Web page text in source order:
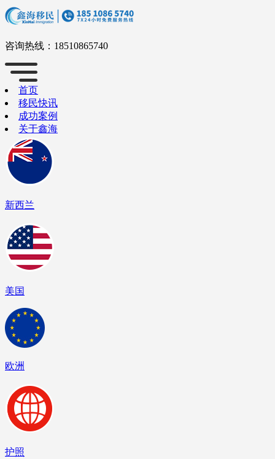
咨询热线： 18510865740
首页
移民快讯
成功案例
关于鑫海
新西兰
美国
欧洲
护照